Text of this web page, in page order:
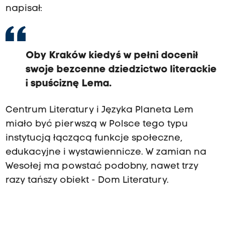
napisał:
Oby Kraków kiedyś w pełni docenił
swoje bezcenne dziedzictwo literackie
i spuściznę Lema.
Centrum Literatury i Języka Planeta Lem
miało być pierwszą w Polsce tego typu
instytucją łączącą funkcje społeczne,
edukacyjne i wystawiennicze. W zamian na
Wesołej ma powstać podobny, nawet trzy
razy tańszy obiekt - Dom Literatury.